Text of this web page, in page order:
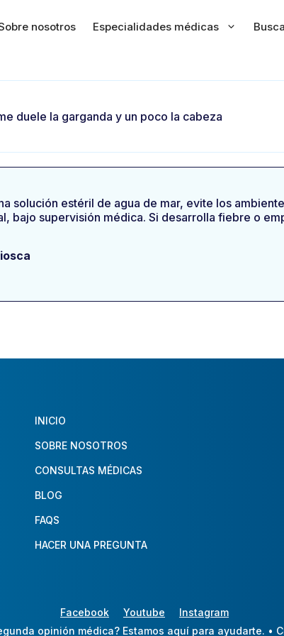
nosotros Especialidades médicas
duele la garganda y un poco la cabeza
solución estéril de agua de mar, evite los
bajo supervisión médica. Si desarrolla fiebre o
INICIO
SOBRE NOSOTROS
CONSULTAS MÉDICAS
BLOG
FAQS
HACER UNA PREGUNTA
Facebook Youtube
Instagram
opinión médica? Estamos aquí para ayudarte. •